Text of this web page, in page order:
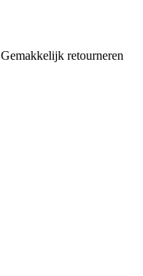
Gemakkelijk retourneren